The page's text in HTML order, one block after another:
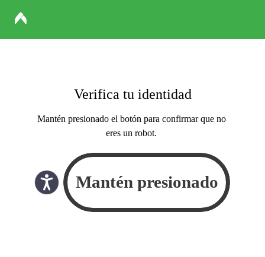
Verifica tu identidad
Mantén presionado el botón para confirmar que no
eres un robot.